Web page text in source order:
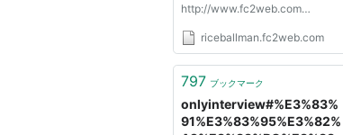
http://www.fc2web.com
http://www.gooside.com k-
Easter http://www.easter.ne.jp
http://www.55street.net
ZERO_CITY.com
riceballman.fc2web.com
797 ブックマーク
onlyinterview#%E3%83%
91%E3%83%95%E3%82%